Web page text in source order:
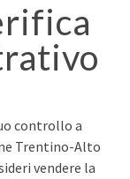
controllo a
Trentino-Alto
vendere la